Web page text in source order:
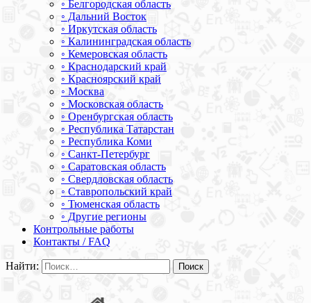
◦ Белгородская область
◦ Дальний Восток
◦ Иркутская область
◦ Калининградская область
◦ Кемеровская область
◦ Краснодарский край
◦ Красноярский край
◦ Москва
◦ Московская область
◦ Оренбургская область
◦ Республика Татарстан
◦ Республика Коми
◦ Санкт-Петербург
◦ Саратовская область
◦ Свердловская область
◦ Ставропольский край
◦ Тюменская область
◦ Другие регионы
Контрольные работы
Контакты / FAQ
Найти: